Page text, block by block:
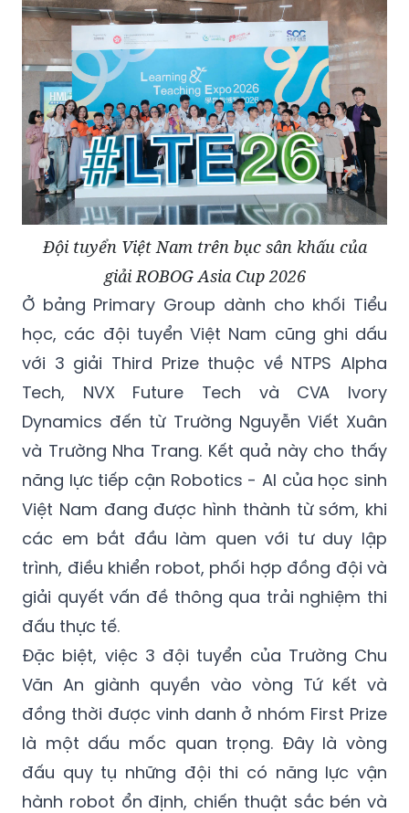
Đội tuyển Việt Nam trên bục sân khấu của
giải ROBOG Asia Cup 2026
Ở bảng Primary Group dành cho khối Tiểu
học, các đội tuyển Việt Nam cũng ghi dấu
với 3 giải Third Prize thuộc về NTPS Alpha
Tech, NVX Future Tech và CVA Ivory
Dynamics đến từ Trường Nguyễn Viết Xuân
và Trường Nha Trang. Kết quả này cho thấy
năng lực tiếp cận Robotics - AI của học sinh
Việt Nam đang được hình thành từ sớm, khi
các em bắt đầu làm quen với tư duy lập
trình, điều khiển robot, phối hợp đồng đội và
giải quyết vấn đề thông qua trải nghiệm thi
đấu thực tế.
Đặc biệt, việc 3 đội tuyển của Trường Chu
Văn An giành quyền vào vòng Tứ kết và
đồng thời được vinh danh ở nhóm First Prize
là một dấu mốc quan trọng. Đây là vòng
đấu quy tụ những đội thi có năng lực vận
hành robot ổn định, chiến thuật sắc bén và
khả năng xử lý sai số tức thời. Kết quả này